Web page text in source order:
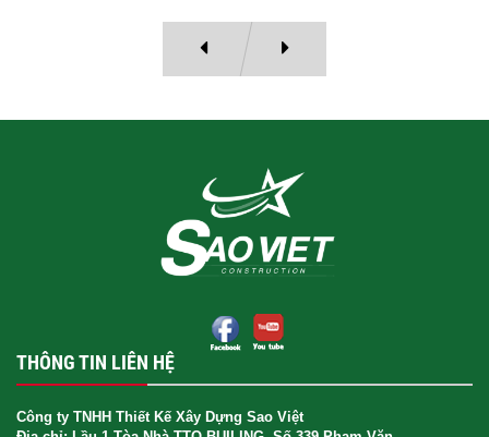
THÔNG TIN LIÊN HỆ
Công ty TNHH Thiết Kế Xây Dựng Sao Việt